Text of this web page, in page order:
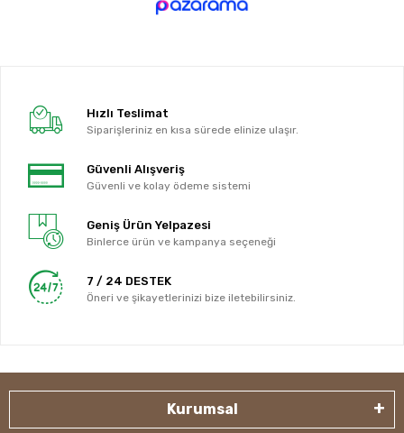
Hızlı Teslimat
Siparişleriniz en kısa sürede elinize ulaşır.
Güvenli Alışveriş
Güvenli ve kolay ödeme sistemi
Geniş Ürün Yelpazesi
Binlerce ürün ve kampanya seçeneği
7 / 24 DESTEK
Öneri ve şikayetlerinizi bize iletebilirsiniz.
Kurumsal